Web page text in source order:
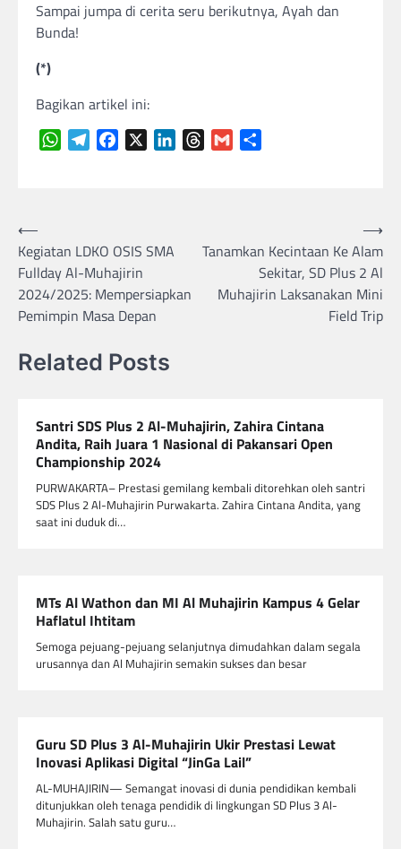
Sampai jumpa di cerita seru berikutnya, Ayah dan
Bunda!
(*)
Bagikan artikel ini:
WhatsAppTelegramFacebook LinkedInThreads
Gmail
Navigasi
pos
⟵
Kegiatan LDKO OSIS SMA
Fullday Al-Muhajirin
2024/2025: Mempersiapkan
Pemimpin Masa Depan
Tanamkan Kecintaan Ke Alam
Sekitar, SD Plus 2 Al
Muhajirin Laksanakan Mini
Field Trip
⟶
Related Posts
Santri SDS Plus 2 Al-Muhajirin, Zahira Cintana
Andita, Raih Juara 1 Nasional di Pakansari Open
Championship 2024
PURWAKARTA– Prestasi gemilang kembali ditorehkan oleh santri
SDS Plus 2 Al-Muhajirin Purwakarta. Zahira Cintana Andita, yang
saat ini duduk di…
MTs Al Wathon dan MI Al Muhajirin Kampus 4 Gelar
Haflatul Ihtitam
Semoga pejuang-pejuang selanjutnya dimudahkan dalam segala
urusannya dan Al Muhajirin semakin sukses dan besar
Guru SD Plus 3 Al-Muhajirin Ukir Prestasi Lewat
Inovasi Aplikasi Digital “JinGa Lail”
AL-MUHAJIRIN— Semangat inovasi di dunia pendidikan kembali
ditunjukkan oleh tenaga pendidik di lingkungan SD Plus 3 Al-
Muhajirin. Salah satu guru…